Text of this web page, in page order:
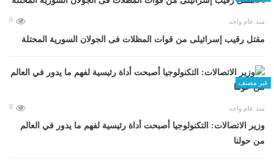
منذ عام واحد 0
مقتل رقيب إسرائيلى من قوات المظلات فى الجولان السورية المحتلة
غير مصنف
منذ عام واحد 0
وزير الاتصالات: التكنولوجيا أصبحت أداة رئيسية لفهم ما يدور في العالم
من حولنا